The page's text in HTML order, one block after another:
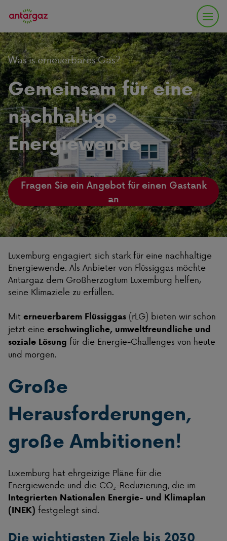
Was is erneuerbares Gas?
Gemeinsam für eine
nachhaltige
Energiewende
Fragen Sie ein Angebot für einen Gastank
an
Luxemburg engagiert sich stark für eine nachhaltige
Energiewende. Als Anbieter von Flüssiggas möchte
Antargaz dem Großherzogtum Luxemburg helfen,
seine Klimaziele zu erfüllen.
Mit erneuerbarem Flüssiggas (rLG) bieten wir schon
jetzt eine erschwingliche, umweltfreundliche und
soziale Lösung für die Energie-Challenges von heute
und morgen.
Große
Herausforderungen,
große Ambitionen!
Luxemburg hat ehrgeizige Pläne für die
Energiewende und die CO₂-Reduzierung, die im
Integrierten Nationalen Energie- und Klimaplan
(INEK) festgelegt sind.
Die wichtigsten Ziele bis 2030